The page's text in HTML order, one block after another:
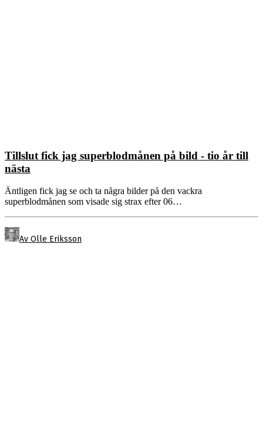
Tillslut fick jag superblodmånen på bild - tio år till
nästa
Äntligen fick jag se och ta några bilder på den vackra
superblodmånen som visade sig strax efter 06…
Av Olle Eriksson